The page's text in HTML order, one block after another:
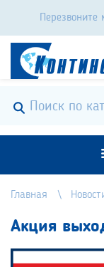
Перезвоните
Главная
Акция